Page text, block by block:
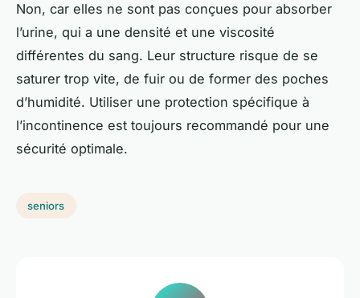
Non, car elles ne sont pas conçues pour absorber
l’urine, qui a une densité et une viscosité
différentes du sang. Leur structure risque de se
saturer trop vite, de fuir ou de former des poches
d’humidité. Utiliser une protection spécifique à
l’incontinence est toujours recommandé pour une
sécurité optimale.
seniors